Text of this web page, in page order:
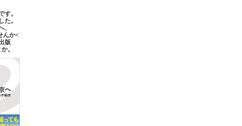
す。
た。
、
んか<
版
。